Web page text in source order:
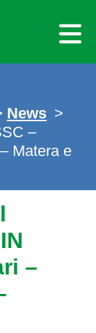
News >
–
Matera e
–